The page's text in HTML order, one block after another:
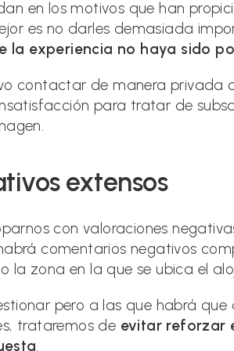
en los motivos que han
es no darles demasiada
la experiencia no haya sido
contactar de manera privada
para tratar de
extensos
con valoraciones
comentarios negativos
zona en la que se ubica el
pero a las que habrá que
trataremos de evitar reforzar
.